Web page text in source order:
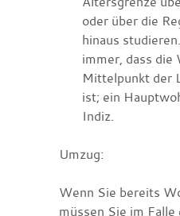
oder über die
hinaus
immer, dass die
Mittelpunkt der
ist; ein
Indiz.
Umzug:
Wenn Sie bereits
müssen Sie im